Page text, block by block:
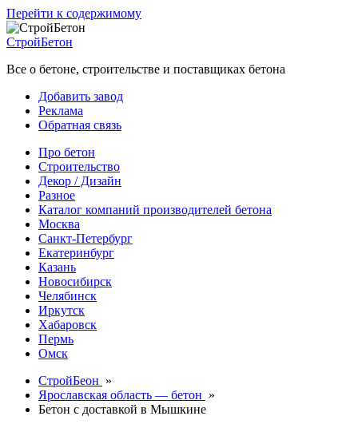
Перейти к содержимому
СтройБетон
Все о бетоне, строительстве и поставщиках бетона
Добавить завод
Реклама
Обратная связь
Про бетон
Строительство
Декор / Дизайн
Разное
Каталог компаний производителей бетона
Москва
Санкт-Петербург
Екатеринбург
Казань
Новосибирск
Челябинск
Иркутск
Хабаровск
Пермь
Омск
СтройБеон »
Ярославская область — бетон »
Бетон с доставкой в Мышкине